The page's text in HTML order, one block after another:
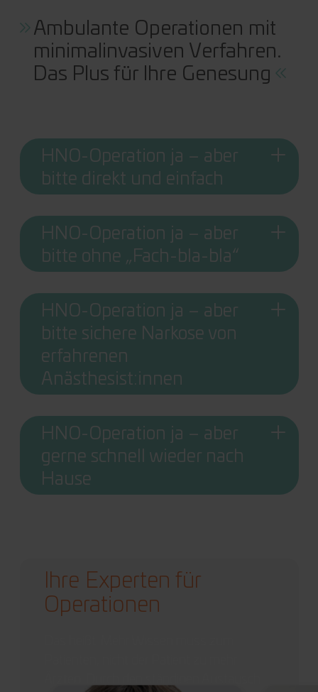
Ambulante Operationen mit
minimalinvasiven Verfahren.
Das Plus für Ihre Genesung
HNO-Operation ja – aber
bitte direkt und einfach
HNO-Operation ja – aber
bitte ohne „Fach-bla-bla“
HNO-Operation ja – aber
bitte sichere Narkose von
erfahrenen
Anästhesist:innen
HNO-Operation ja – aber
gerne schnell wieder nach
Hause
Ihre Experten für
Operationen